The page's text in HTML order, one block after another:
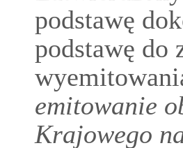
podstawę
podstawę do
emitowanie
Krajowego